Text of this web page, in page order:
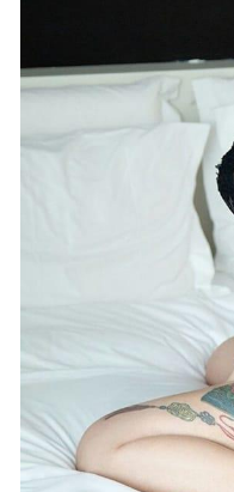
神楽坂真冬 – NO.170
蜜桃社 – 2016.06.21
洛璃LoLiSAMA –
麻花麻花酱 – NO.106